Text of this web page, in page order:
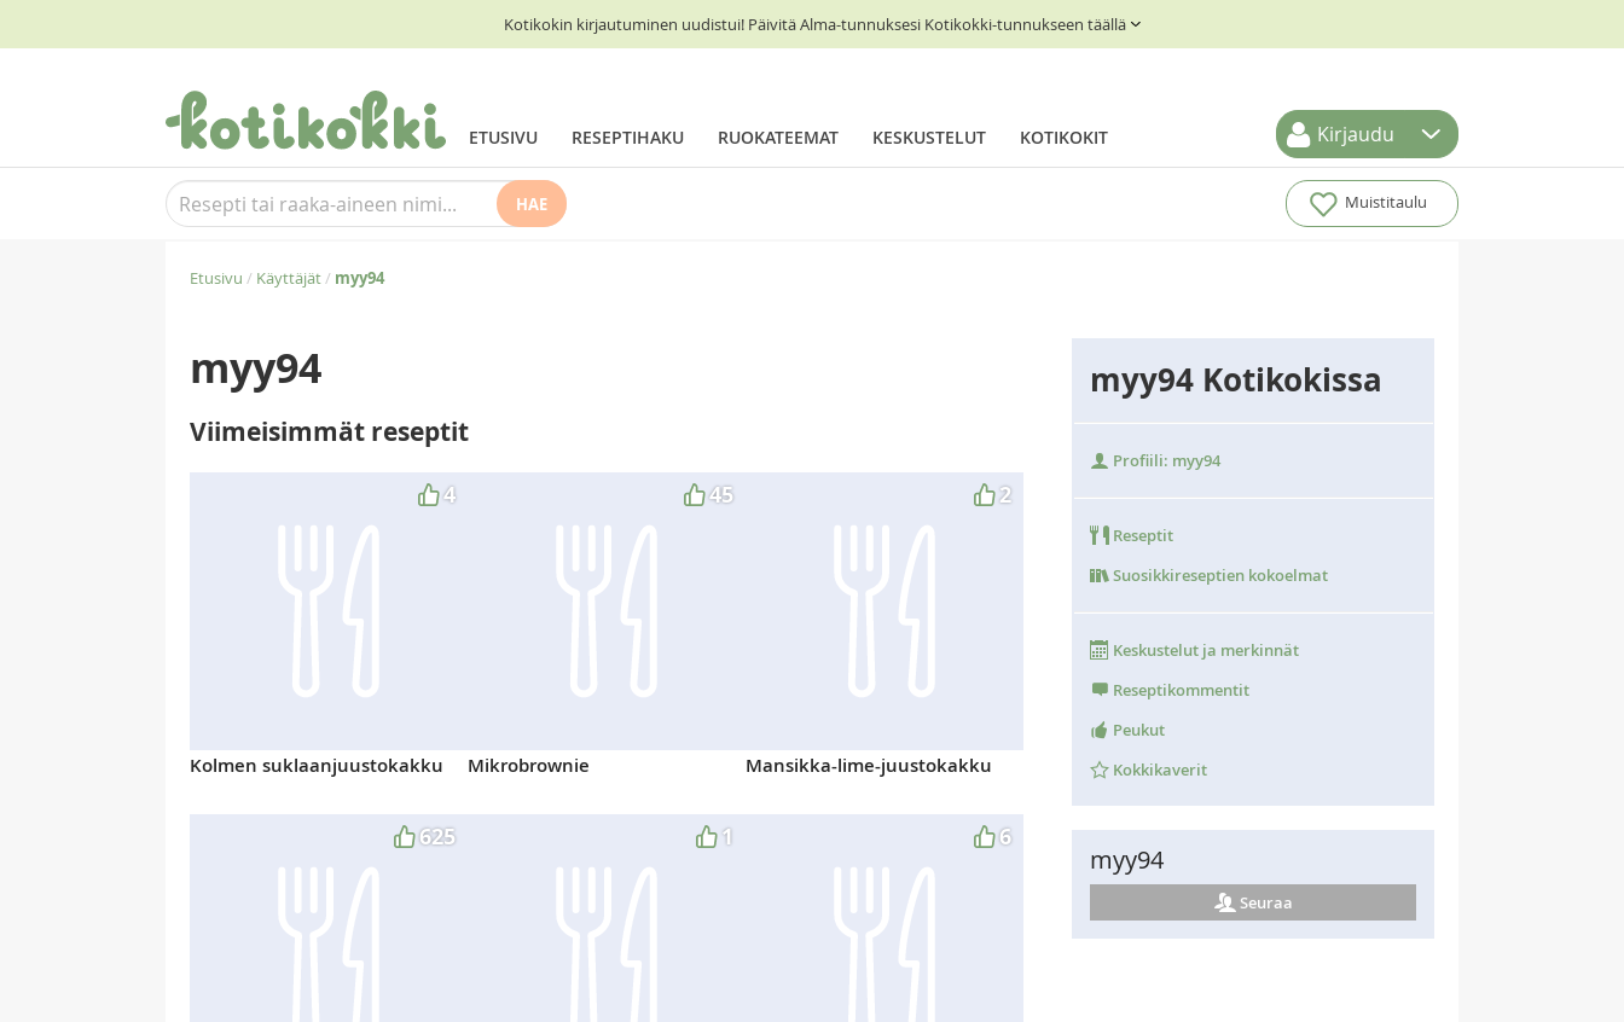
Kotikokin kirjautuminen uudistui! Päivitä Alma-tunnuksesi Kotikokki-tunnukseen täällä
ETUSIVU RESEPTIHAKU RUOKATEEMAT KESKUSTELUT KOTIKOKIT Kirjaudu
HAE Muistitaulu
Etusivu / Käyttäjät/ myy94
myy94
Viimeisimmät reseptit
4
Kolmen suklaanjuustokakku
45
Mikrobrownie
2
Mansikka-lime-juustokakku
625 1 6
myy94 Kotikokissa
Profiili: myy94
Reseptit
Suosikkireseptien kokoelmat
Keskustelut ja merkinnät
Reseptikommentit
Peukut
Kokkikaverit
myy94
Seuraa